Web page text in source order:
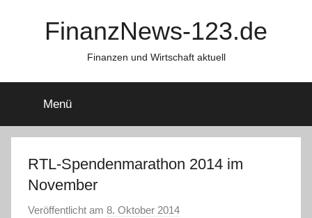
FinanzNews-123.de
Finanzen und Wirtschaft aktuell
Menü
RTL-Spendenmarathon 2014 im
November
Veröffentlicht am 8. Oktober 2014